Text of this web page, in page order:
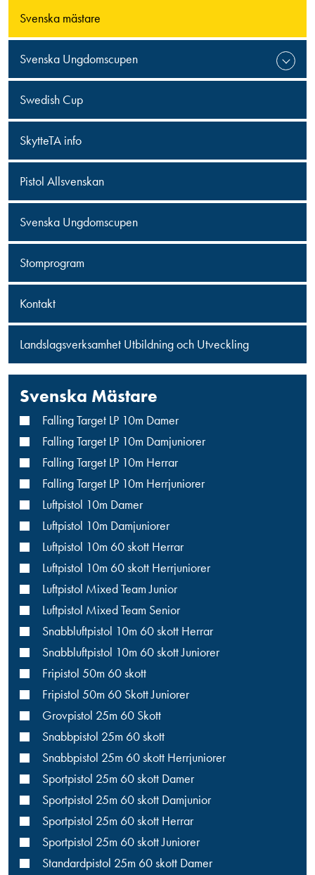
Svenska mästare
Svenska Ungdomscupen
Swedish Cup
SkytteTA info
Pistol Allsvenskan
Svenska Ungdomscupen
Stomprogram
Kontakt
Landslagsverksamhet Utbildning och Utveckling
Svenska Mästare
Falling Target LP 10m Damer
Falling Target LP 10m Damjuniorer
Falling Target LP 10m Herrar
Falling Target LP 10m Herrjuniorer
Luftpistol 10m Damer
Luftpistol 10m Damjuniorer
Luftpistol 10m 60 skott Herrar
Luftpistol 10m 60 skott Herrjuniorer
Luftpistol Mixed Team Junior
Luftpistol Mixed Team Senior
Snabbluftpistol 10m 60 skott Herrar
Snabbluftpistol 10m 60 skott Juniorer
Fripistol 50m 60 skott
Fripistol 50m 60 Skott Juniorer
Grovpistol 25m 60 Skott
Snabbpistol 25m 60 skott
Snabbpistol 25m 60 skott Herrjuniorer
Sportpistol 25m 60 skott Damer
Sportpistol 25m 60 skott Damjunior
Sportpistol 25m 60 skott Herrar
Sportpistol 25m 60 skott Juniorer
Standardpistol 25m 60 skott Damer